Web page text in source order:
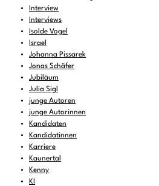
Interview
Interviews
Isolde Vogel
Israel
Johanna Pissarek
Jonas Schäfer
Jubiläum
Julia Sigl
junge Autoren
junge Autorinnen
Kandidaten
Kandidatinnen
Karriere
Kaunertal
Kenny
KI